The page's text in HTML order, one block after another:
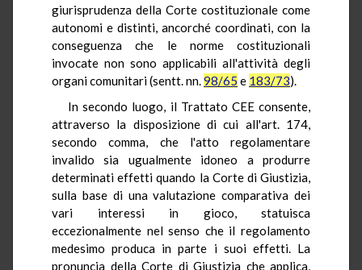
giurisprudenza della Corte costituzionale come
autonomi e distinti, ancorché coordinati, con la
conseguenza che le norme costituzionali
invocate non sono applicabili all'attività degli
organi comunitari (sentt. nn.98/65 e 183/73).
In secondo luogo, il Trattato CEE consente,
attraverso la disposizione di cui all'art. 174,
secondo comma, che l'atto regolamentare
invalido sia ugualmente idoneo a produrre
determinati effetti quando la Corte di Giustizia,
sulla base di una valutazione comparativa dei
vari interessi in gioco, statuisca
eccezionalmente nel senso che il regolamento
medesimo produca in parte i suoi effetti. La
pronuncia della Corte di Giustizia che applica,